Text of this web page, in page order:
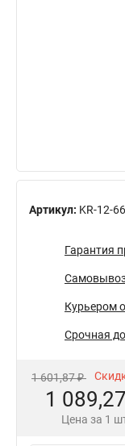
Артикул: KR-12-
Гарантия
Курьером
Срочная
1 601,87 ₽
1
Цена за 1